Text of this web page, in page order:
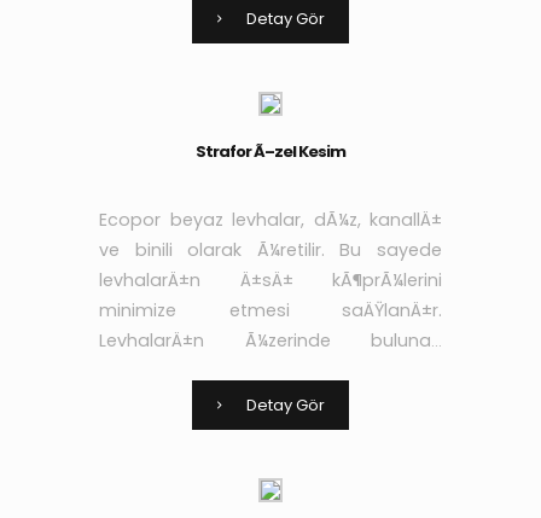
yapÄ±ÅŸtÄ±rÄ±cÄ± ve sÄ±vanÄ±n
aderans niteliÄŸi arttÄ±rÄ±larak yÃ¼k
Detay Gör
Strafor Ã–zel Kesim
Ecopor beyaz levhalar, dÃ¼z, kanallÄ±
ve binili olarak Ã¼retilir. Bu sayede
levhalarÄ±n Ä±sÄ± kÃ¶prÃ¼lerini
minimize etmesi saÄŸlanÄ±r.
LevhalarÄ±n Ã¼zerinde bulunan
yapÄ±ÅŸtÄ±rÄ±cÄ± ve sÄ±vanÄ±n
aderans niteliÄŸi arttÄ±rÄ±larak yÃ¼k
Detay Gör